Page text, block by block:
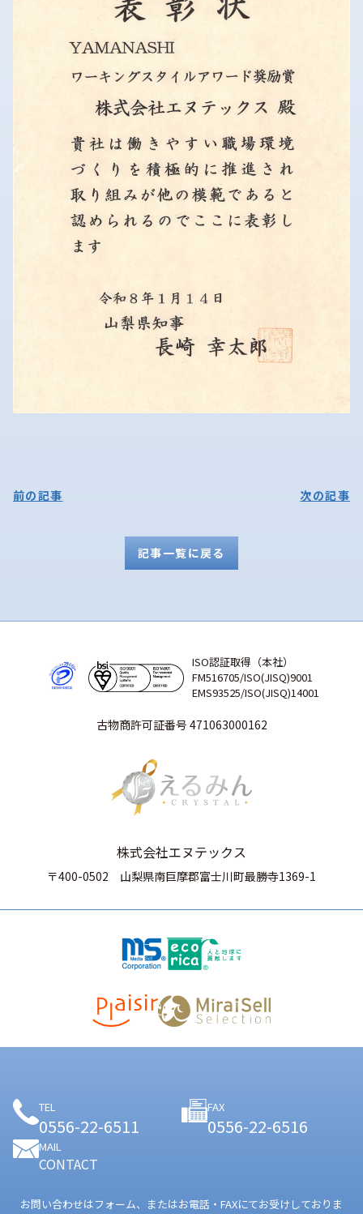
前の記事 次の記事
記事一覧に戻る
ISO認証取得（本社）
FM516705/ISO(JISQ)9001
EMS93525/ISO(JISQ)14001
古物商許可証番号 471063000162
株式会社エヌテックス
〒400-0502 山梨県南巨摩郡富士川町最勝寺1369-1
TEL
0556-22-6511
FAX
0556-22-6516
MAIL
CONTACT
お問い合わせはフォーム、またはお電話・FAXにてお受けしておりま